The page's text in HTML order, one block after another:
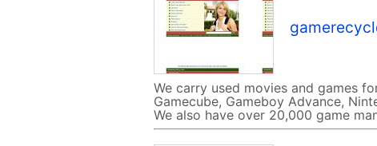
We carry used movies and games
Gamecube, Gameboy Advance,
We also have over 20,000 game